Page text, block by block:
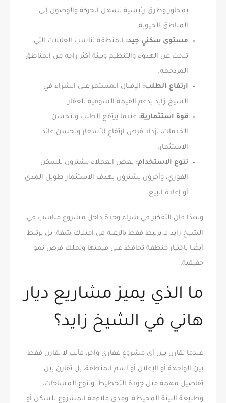
بمحاور وطرق رئيسية تسهل الحركة والوصول إلى
المناطق الحيوية.
مستوى سكني جيد: المنطقة تناسب العائلات التي
تبحث عن الهدوء والتنظيم وبيئة أكثر راحة من المناطق
المزدحمة.
ارتفاع الطلب: الإقبال المستمر على الشراء في
الشيخ زايد يدعم القيمة السوقية للعقار.
قوة استثمارية: عندما يرتفع الطلب وتتحسن
الخدمات، تزداد فرص ارتفاع الأسعار وتحسن عائد
الاستثمار.
تنوع الاستخدام: بعض العملاء يشترون للسكن
الفوري، وآخرون يشترون بهدف الاستثمار طويل المدى
أو إعادة البيع.
ولهذا فإن التفكير في شراء وحدة داخل مشروع مناسب في
الشيخ زايد لا يرتبط فقط بالرغبة في امتلاك شقة، بل يرتبط
أيضًا باختيار منطقة تحافظ على قيمتها وتملك فرص نمو
حقيقية.
ما الذي يميز مشاريع ديار
هاني في الشيخ زايد؟
عندما تقارن بين أي مشروع عقاري وآخر، فأنت لا تقارن فقط
بين الواجهة أو الإعلان أو اسم المنطقة، بل تقارن بين
تفاصيل مهمة مثل جودة التخطيط، وتنوع المساحات،
وطبيعة البيئة المحيطة، ومدى ملاءمة المشروع للسكن أو